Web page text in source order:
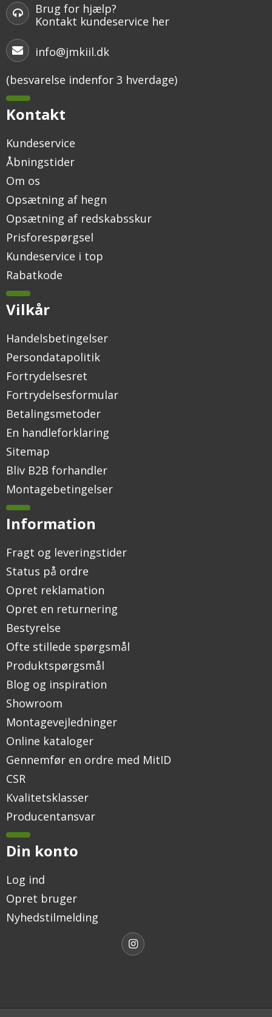
Brug for hjælp?
Kontakt kundeservice her
info@jmkiil.dk
(besvarelse indenfor 3 hverdage)
Kontakt
Kundeservice
Åbningstider
Om os
Opsætning af hegn
Opsætning af redskabsskur
Prisforespørgsel
Kundeservice i top
Rabatkode
Vilkår
Handelsbetingelser
Persondatapolitik
Fortrydelsesret
Fortrydelsesformular
Betalingsmetoder
En handleforklaring
Sitemap
Bliv B2B forhandler
Montagebetingelser
Information
Fragt og leveringstider
Status på ordre
Opret reklamation
Opret en returnering
Bestyrelse
Ofte stillede spørgsmål
Produktspørgsmål
Blog og inspiration
Showroom
Montagevejledninger
Online kataloger
Gennemfør en ordre med MitID
CSR
Kvalitetsklasser
Producentansvar
Din konto
Log ind
Opret bruger
Nyhedstilmelding